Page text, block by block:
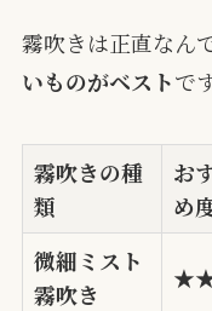
霧吹きは正直なん
いものがベストで
霧吹きの種
類
お
め
微細ミスト
霧吹き